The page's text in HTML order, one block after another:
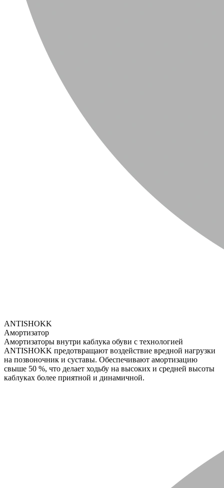
ANTISHOKK
Амортизатор
Амортизаторы внутри каблука обуви с технологией
ANTISHOKK предотвращают воздействие вредной нагрузки
на позвоночник и суставы. Обеспечивают амортизацию
свыше 50 %, что делает ходьбу на высоких и средней высоты
каблуках более приятной и динамичной.